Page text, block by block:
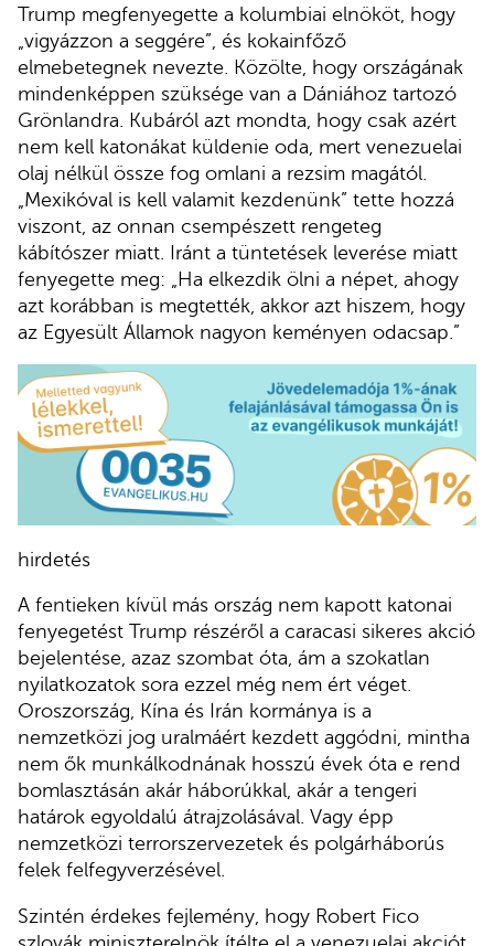
Trump megfenyegette a kolumbiai elnököt, hogy
„vigyázzon a seggére”, és kokainfőző
elmebetegnek nevezte. Közölte, hogy országának
mindenképpen szüksége van a Dániához tartozó
Grönlandra. Kubáról azt mondta, hogy csak azért
nem kell katonákat küldenie oda, mert venezuelai
olaj nélkül össze fog omlani a rezsim magától.
„Mexikóval is kell valamit kezdenünk” tette hozzá
viszont, az onnan csempészett rengeteg
kábítószer miatt. Iránt a tüntetések leverése miatt
fenyegette meg: „Ha elkezdik ölni a népet, ahogy
azt korábban is megtették, akkor azt hiszem, hogy
az Egyesült Államok nagyon keményen odacsap.”
hirdetés
A fentieken kívül más ország nem kapott katonai
fenyegetést Trump részéről a caracasi sikeres akció
bejelentése, azaz szombat óta, ám a szokatlan
nyilatkozatok sora ezzel még nem ért véget.
Oroszország, Kína és Irán kormánya is a
nemzetközi jog uralmáért kezdett aggódni, mintha
nem ők munkálkodnának hosszú évek óta e rend
bomlasztásán akár háborúkkal, akár a tengeri
határok egyoldalú átrajzolásával. Vagy épp
nemzetközi terrorszervezetek és polgárháborús
felek felfegyverzésével.
Szintén érdekes fejlemény, hogy Robert Fico